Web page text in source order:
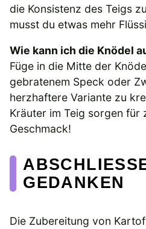
die Konsistenz des Teigs
musst du etwas mehr
Wie kann ich die Knödel
Füge in die Mitte der
gebratenem Speck oder
herzhaftere Variante zu
Kräuter im Teig sorgen für
Geschmack!
EDANKEN
Die Zubereitung von